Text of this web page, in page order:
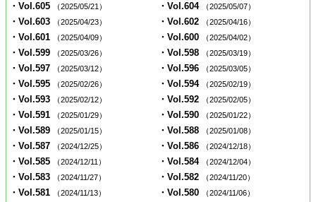
・Vol.605 （2025/05/21） ・Vol.604 （2025/05/07）
・Vol.603 （2025/04/23） ・Vol.602 （2025/04/16）
・Vol.601 （2025/04/09） ・Vol.600 （2025/04/02）
・Vol.599 （2025/03/26） ・Vol.598 （2025/03/19）
・Vol.597 （2025/03/12） ・Vol.596 （2025/03/05）
・Vol.595 （2025/02/26） ・Vol.594 （2025/02/19）
・Vol.593 （2025/02/12） ・Vol.592 （2025/02/05）
・Vol.591 （2025/01/29） ・Vol.590 （2025/01/22）
・Vol.589 （2025/01/15） ・Vol.588 （2025/01/08）
・Vol.587 （2024/12/25） ・Vol.586 （2024/12/18）
・Vol.585 （2024/12/11） ・Vol.584 （2024/12/04）
・Vol.583 （2024/11/27） ・Vol.582 （2024/11/20）
・Vol.581 （2024/11/13） ・Vol.580 （2024/11/06）